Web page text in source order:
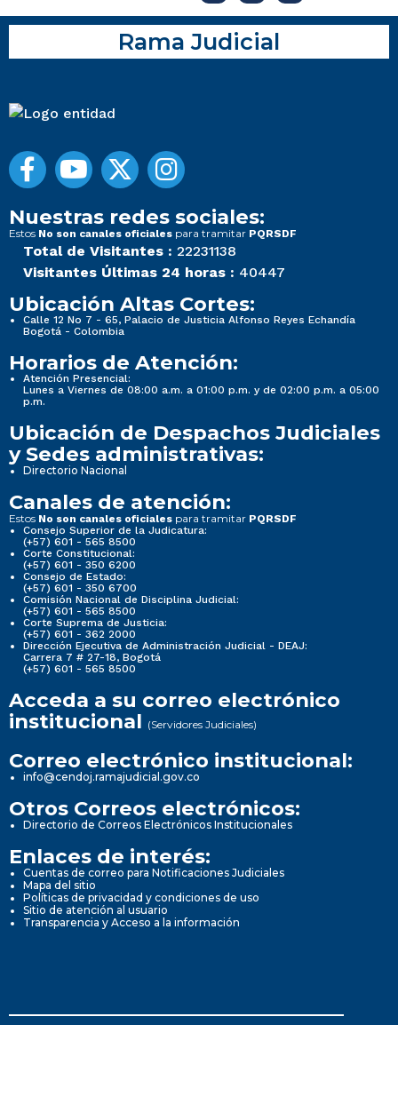
Rama Judicial
Nuestras redes sociales:
Estos No son canales oficiales para tramitar PQRSDF
Total de Visitantes : 22231138
Visitantes Últimas 24 horas : 40447
Ubicación Altas Cortes:
Calle 12 No 7 - 65, Palacio de Justicia Alfonso Reyes Echandía
Bogotá - Colombia
Horarios de Atención:
Atención Presencial:
Lunes a Viernes de 08:00 a.m. a 01:00 p.m. y de 02:00 p.m. a 05:00
p.m.
Ubicación de Despachos Judiciales
y Sedes administrativas:
Directorio Nacional
Canales de atención:
Estos No son canales oficiales para tramitar PQRSDF
Consejo Superior de la Judicatura:
(+57) 601 - 565 8500
Corte Constitucional:
(+57) 601 - 350 6200
Consejo de Estado:
(+57) 601 - 350 6700
Comisión Nacional de Disciplina Judicial:
(+57) 601 - 565 8500
Corte Suprema de Justicia:
(+57) 601 - 362 2000
Dirección Ejecutiva de Administración Judicial - DEAJ:
Carrera 7 # 27-18, Bogotá
(+57) 601 - 565 8500
Acceda a su correo electrónico
institucional (Servidores Judiciales)
Correo electrónico institucional:
info@cendoj.ramajudicial.gov.co
Otros Correos electrónicos:
Directorio de Correos Electrónicos Institucionales
Enlaces de interés:
Cuentas de correo para Notificaciones Judiciales
Mapa del sitio
Políticas de privacidad y condiciones de uso
Sitio de atención al usuario
Transparencia y Acceso a la información